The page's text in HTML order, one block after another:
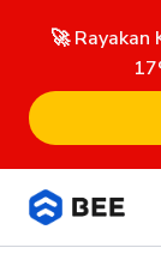
🚀 Rayakan